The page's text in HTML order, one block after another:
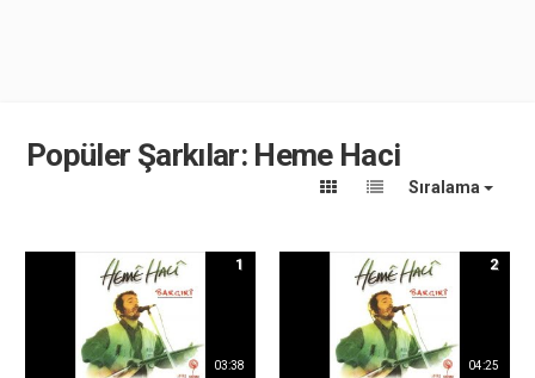
Popüler Şarkılar: Heme Haci
Sıralama
03:38
1
04:25
2